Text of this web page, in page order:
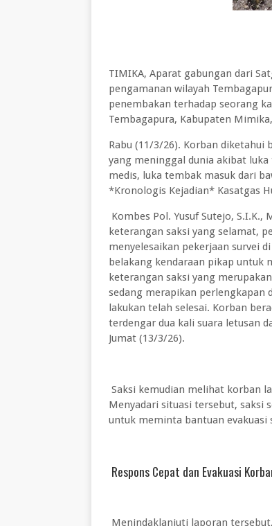
TIMIKA, Aparat gabungan dari
pengamanan wilayah
penembakan terhadap seorang
Tembagapura, Kabupaten Mimika,
Rabu (11/3/26). Korban diketahui
yang meninggal dunia akibat
medis, luka tembak masuk dari
*Kronologis Kejadian* Kasatgas
Kombes Pol. Yusuf Sutejo, S.I.K.,
keterangan saksi yang selamat,
menyelesaikan pekerjaan survei
belakang kendaraan pikap untuk
keterangan saksi yang
sedang merapikan perlengkapan
lakukan telah selesai. Korban
terdengar dua kali suara letusan
Jumat (13/3/26).
Saksi kemudian melihat korban
Menyadari situasi tersebut, saksi
untuk meminta bantuan evakuasi
Respons Cepat dan Evakuasi
Menindaklanjuti laporan